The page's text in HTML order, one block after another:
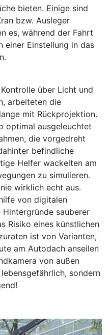
bieten. Einige sind
bzw. Ausleger
es, während der Fahrt
einer Einstellung in das
über Licht und
arbeiteten die
mit Rückprojektion.
optimal ausgeleuchtet
die vorgedreht
befindliche
Helfer wackelten am
zu simulieren.
wirklich echt aus.
von digitalen
Hintergründe sauberer
Risiko eines künstlichen
ist von Varianten,
am Autodach anseilen
von außen
sondern